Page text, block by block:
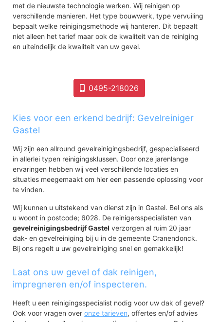
met de nieuwste technologie werken. Wij reinigen op
verschillende manieren. Het type bouwwerk, type vervuiling
bepaalt welke reinigingsmethode wij hanteren. Dit bepaalt
niet alleen het tarief maar ook de kwaliteit van de reiniging
en uiteindelijk de kwaliteit van uw gevel.
0495-218026
Kies voor een erkend bedrijf: Gevelreiniger
Gastel
Wij zijn een allround gevelreinigingsbedrijf, gespecialiseerd
in allerlei typen reinigingsklussen. Door onze jarenlange
ervaringen hebben wij veel verschillende locaties en
situaties meegemaakt om hier een passende oplossing voor
te vinden.
Wij kunnen u uitstekend van dienst zijn in Gastel. Bel ons als
u woont in postcode; 6028. De reinigersspecialisten van
gevelreinigingsbedrijf Gastel verzorgen al ruim 20 jaar
dak- en gevelreiniging bij u in de gemeente Cranendonck.
Bij ons regelt u uw gevelreiniging snel en gemakkelijk!
Laat ons uw gevel of dak reinigen,
impregneren en/of inspecteren.
Heeft u een reinigingsspecialist nodig voor uw dak of gevel?
Ook voor vragen overonze tarieven, offertes en/of advies